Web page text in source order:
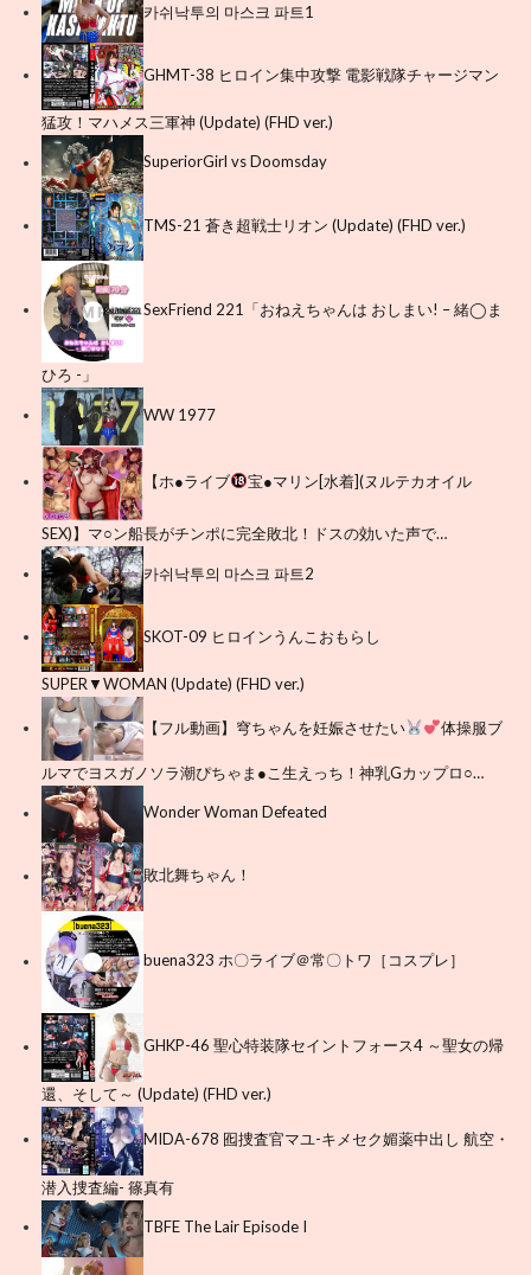
카쉬낙투의 마스크 파트1
GHMT-38 ヒロイン集中攻撃 電影戦隊チャージマン
猛攻！マハメス三軍神 (Update) (FHD ver.)
SuperiorGirl vs Doomsday
TMS-21 蒼き超戦士リオン (Update) (FHD ver.)
SexFriend 221「おねえちゃんは おしまい! – 緒◯ま
ひろ -」
WW 1977
【ホ●ライブ 宝●マリン[水着](ヌルテカオイル
SEX)】マ○ン船長がチンポに完全敗北！ドスの効いた声で…
카쉬낙투의 마스크 파트2
SKOT-09 ヒロインうんこおもらし
SUPER▼WOMAN (Update) (FHD ver.)
【フル動画】穹ちゃんを妊娠させたい 体操服ブ
ルマでヨスガノソラ潮ぴちゃま●こ生えっち！神乳Gカップロ○…
Wonder Woman Defeated
敗北舞ちゃん！
buena323 ホ〇ライブ＠常〇トワ［コスプレ］
GHKP-46 聖心特装隊セイントフォース4 ～聖女の帰
還、そして～ (Update) (FHD ver.)
MIDA-678 囮捜査官マユ-キメセク媚薬中出し 航空・
潜入捜査編- 篠真有
TBFE The Lair Episode I